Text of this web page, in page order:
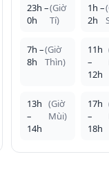
23h –
0h
(Giờ
Tí)
1h –
2h
7h –
8h
(Giờ
Thìn)
11h
–
12h
13h
–
14h
(Giờ
Mùi)
17h
–
18h